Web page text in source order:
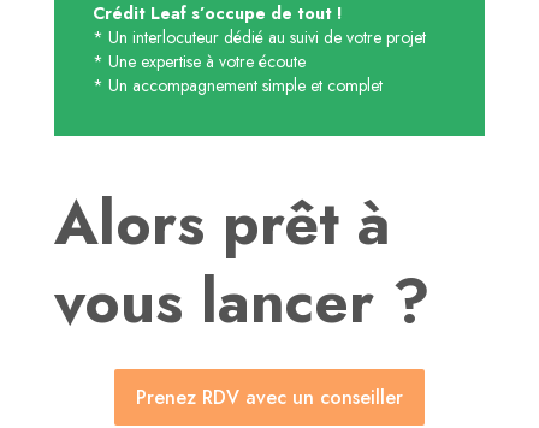
Crédit Leaf s’occupe de tout !
* Un interlocuteur dédié au suivi de votre projet
* Une expertise à votre écoute
* Un accompagnement simple et complet
Alors prêt à
vous lancer ?
Prenez RDV avec un conseiller